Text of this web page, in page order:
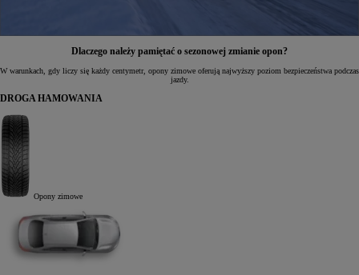
Dlaczego należy pamiętać o sezonowej zmianie opon?
W warunkach, gdy liczy się każdy centymetr, opony zimowe oferują najwyższy poziom bezpieczeństwa podczas
jazdy.
DROGA HAMOWANIA
Opony zimowe